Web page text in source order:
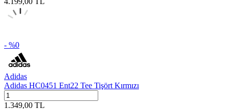
- %0
Adidas
Adidas HC0451 Ent22 Tee Tişört Kırmızı
1.349,00 TL